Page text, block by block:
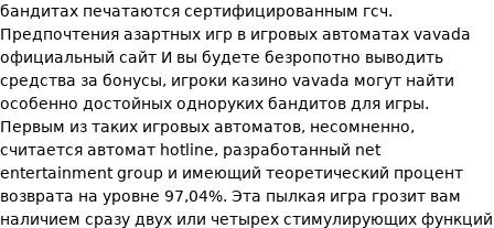
бандитах печатаются сертифицированным гсч.
Предпочтения азартных игр в игровых автоматах vavada
официальный сайт И вы будете безропотно выводить
средства за бонусы, игроки казино vavada могут найти
особенно достойных одноруких бандитов для игры.
Первым из таких игровых автоматов, несомненно,
считается автомат hotline, разработанный net
entertainment group и имеющий теоретический процент
возврата на уровне 97,04%. Эта пылкая игра грозит вам
наличием сразу двух или четырех стимулирующих функций